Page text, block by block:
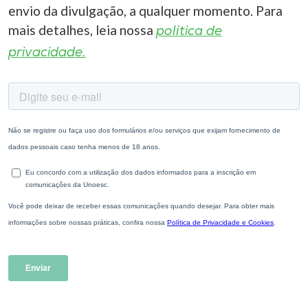
envio da divulgação, a qualquer momento. Para
mais detalhes, leia nossa política de
privacidade.